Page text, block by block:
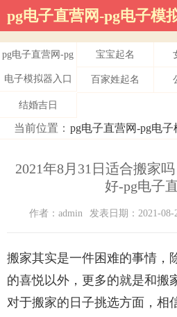
pg电子直营网-pg电子模
pg电子直营网-pg
电子模拟器入口
宝宝起名
百家姓起名
结婚吉日
当前位置： pg电子直营网-pg电子
2021年8月31日适合搬家
好-pg电子
作者：admin 发表日期：2021-08-
搬家其实是一件困难的事情，
的喜悦以外，更多的就是和搬
对于搬家的日子挑选方面，相